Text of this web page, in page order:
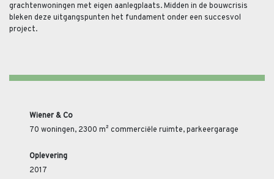
grachtenwoningen met eigen aanlegplaats. Midden in de bouwcrisis
bleken deze uitgangspunten het fundament onder een succesvol
project.
Wiener & Co
70 woningen, 2300 m² commerciële ruimte, parkeergarage
Oplevering
2017